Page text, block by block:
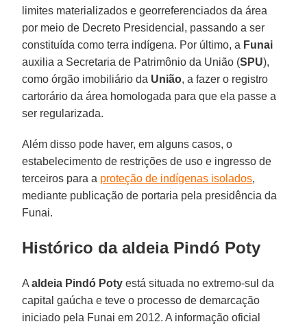
limites materializados e georreferenciados da área
por meio de Decreto Presidencial, passando a ser
constituída como terra indígena. Por último, a Funai
auxilia a Secretaria de Patrimônio da União (SPU),
como órgão imobiliário da União, a fazer o registro
cartorário da área homologada para que ela passe a
ser regularizada.
Além disso pode haver, em alguns casos, o
estabelecimento de restrições de uso e ingresso de
terceiros para a proteção de indígenas isolados,
mediante publicação de portaria pela presidência da
Funai.
Histórico da aldeia Pindó Poty
Aaldeia Pindó Poty está situada no extremo-sul da
capital gaúcha e teve o processo de demarcação
iniciado pela Funai em 2012. A informação oficial